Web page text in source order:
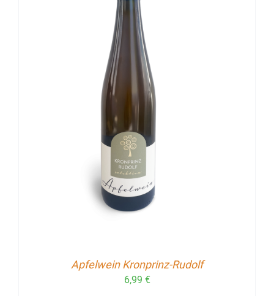
Apfelwein Kronprinz-Rudolf
6,99 €